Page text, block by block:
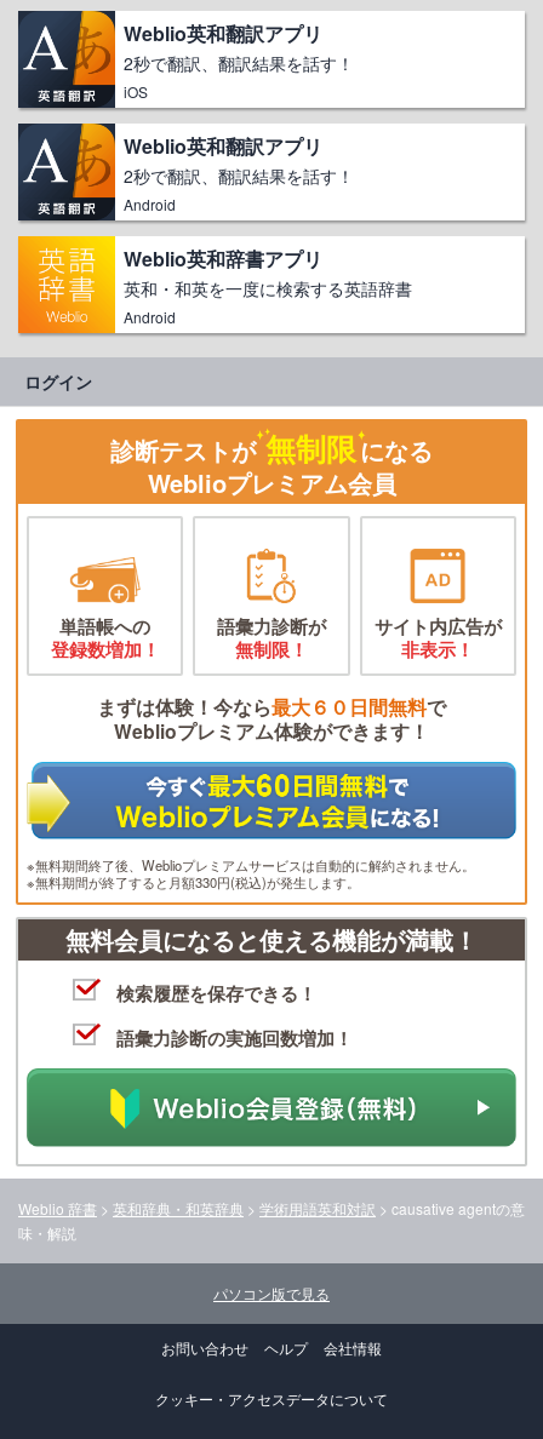
Weblio英和翻訳アプリ
2秒で翻訳、翻訳結果を話す！
iOS
Weblio英和翻訳アプリ
2秒で翻訳、翻訳結果を話す！
Android
Weblio英和辞書アプリ
英和・和英を一度に検索する英語辞書
Android
ログイン
診断テストが 無制限になる
Weblioプレミアム会員
単語帳への
登録数増加！
語彙力診断が
無制限！
サイト内広告が
非表示！
まずは体験！今なら最大６０日間無料で
Weblioプレミアム体験ができます！
※無料期間終了後、Weblioプレミアムサービスは自動的に解約されません。
※無料期間が終了すると月額330円(税込)が発生します。
無料会員になると使える機能が満載！
検索履歴を保存できる！
語彙力診断の実施回数増加！
Weblio 辞書 > 英和辞典・和英辞典 > 学術用語英和対訳 > causative agentの意
味・解説
パソコン版で見る
お問い合わせ ヘルプ 会社情報
クッキー・アクセスデータについて